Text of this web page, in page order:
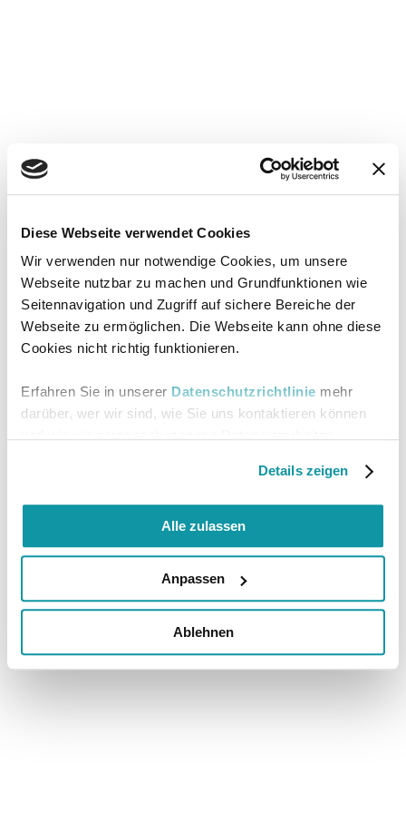
Diese Webseite verwendet Cookies
Wir verwenden nur notwendige Cookies, um unsere
Webseite nutzbar zu machen und Grundfunktionen wie
Seitennavigation und Zugriff auf sichere Bereiche der
Webseite zu ermöglichen. Die Webseite kann ohne diese
Cookies nicht richtig funktionieren.
Erfahren Sie in unserer Datenschutzrichtlinie mehr
darüber, wer wir sind, wie Sie uns kontaktieren können
Details zeigen
Alle zulassen
Anpassen
Ablehnen